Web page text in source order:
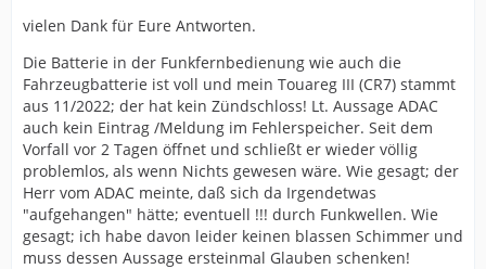
vielen Dank für Eure Antworten.
Die Batterie in der Funkfernbedienung wie auch die
Fahrzeugbatterie ist voll und mein Touareg III (CR7) stammt
aus 11/2022; der hat kein Zündschloss! Lt. Aussage ADAC
auch kein Eintrag /Meldung im Fehlerspeicher. Seit dem
Vorfall vor 2 Tagen öffnet und schließt er wieder völlig
problemlos, als wenn Nichts gewesen wäre. Wie gesagt; der
Herr vom ADAC meinte, daß sich da Irgendetwas
"aufgehangen" hätte; eventuell !!! durch Funkwellen. Wie
gesagt; ich habe davon leider keinen blassen Schimmer und
muss dessen Aussage ersteinmal Glauben schenken!